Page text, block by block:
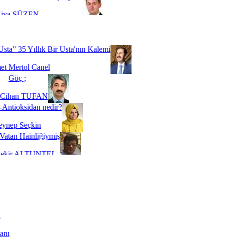
SÜZEN
Biz buyuz...
35 Yıllık Bir Usta'nın Kalemi
Mertol Canel
Göç ;
TUFAN
Antioksidan nedir?
Seçkin
Hainliğiymiş
ALTUNTEL
Bir Süre De Olsa Burdayız
ŞENEL
Kalmadı Üstadım!